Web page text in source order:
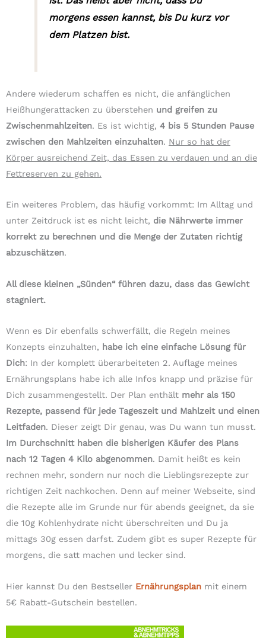
morgens essen kannst, bis Du kurz vor
dem Platzen bist.
Andere wiederum schaffen es nicht, die anfänglichen
Heißhungerattacken zu überstehen und greifen zu
Zwischenmahlzeiten. Es ist wichtig, 4 bis 5 Stunden Pause
zwischen den Mahlzeiten einzuhalten. Nur so hat der
Körper ausreichend Zeit, das Essen zu verdauen und an die
Fettreserven zu gehen.
Ein weiteres Problem, das häufig vorkommt: Im Alltag und
unter Zeitdruck ist es nicht leicht, die Nährwerte immer
korrekt zu berechnen und die Menge der Zutaten richtig
abzuschätzen.
All diese kleinen „Sünden“ führen dazu, dass das Gewicht
stagniert.
Wenn es Dir ebenfalls schwerfällt, die Regeln meines
Konzepts einzuhalten, habe ich eine einfache Lösung für
Dich: In der komplett überarbeiteten 2. Auflage meines
Ernährungsplans habe ich alle Infos knapp und präzise für
Dich zusammengestellt. Der Plan enthält mehr als 150
Rezepte, passend für jede Tageszeit und Mahlzeit und einen
Leitfaden. Dieser zeigt Dir genau, was Du wann tun musst.
Im Durchschnitt haben die bisherigen Käufer des Plans
nach 12 Tagen 4 Kilo abgenommen. Damit heißt es kein
rechnen mehr, sondern nur noch die Lieblingsrezepte zur
richtigen Zeit nachkochen. Denn auf meiner Webseite, sind
die Rezepte alle im Grunde nur für abends geeignet, da sie
die 10g Kohlenhydrate nicht überschreiten und Du ja
mittags 30g essen darfst. Zudem gibt es super Rezepte für
morgens, die satt machen und lecker sind.
Hier kannst Du den Bestseller Ernährungsplan mit einem
5€ Rabatt-Gutschein bestellen.